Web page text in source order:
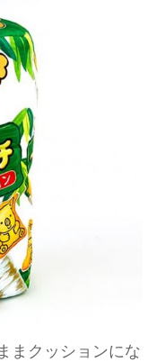
まクッションにな